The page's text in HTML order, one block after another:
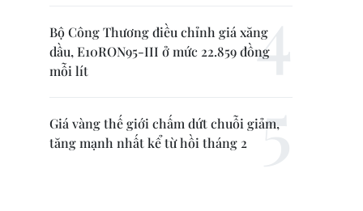
Bộ Công Thương điều chỉnh giá xăng
dầu, E10RON95-III ở mức 22.859 đồng
mỗi lít
Giá vàng thế giới chấm dứt chuỗi giảm,
tăng mạnh nhất kể từ hồi tháng 2